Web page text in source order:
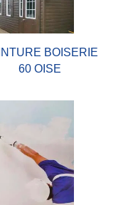
BOISERIE
60 OISE